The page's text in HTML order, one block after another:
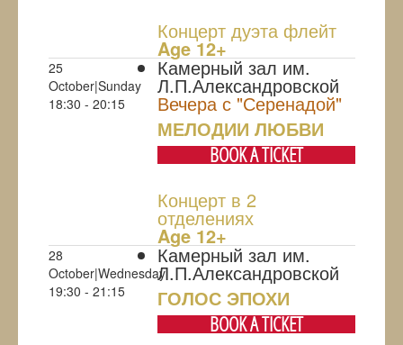
Концерт дуэта флейт
Age 12+
25
October|Sunday
18:30 - 20:15
Камерный зал им.
Л.П.Александровской
Вечера с "Серенадой"
МЕЛОДИИ ЛЮБВИ
BOOK A TICKET
Концерт в 2
отделениях
Age 12+
28
October|Wednesday
19:30 - 21:15
Камерный зал им.
Л.П.Александровской
ГОЛОС ЭПОХИ
BOOK A TICKET